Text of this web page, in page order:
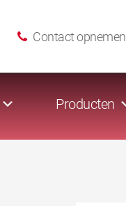
Contact opnemen
Producten